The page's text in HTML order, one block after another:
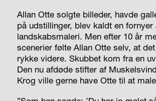
Allan Otte solgte billeder, havde
på udstillinger, blev kaldt en fornyer
landskabsmaleri. Men efter 10 år
scenerier følte Allan Otte selv, at
rykke videre. Skubbet kom fra en
Den nu afdøde stifter af
Krog ville gerne have Otte til at